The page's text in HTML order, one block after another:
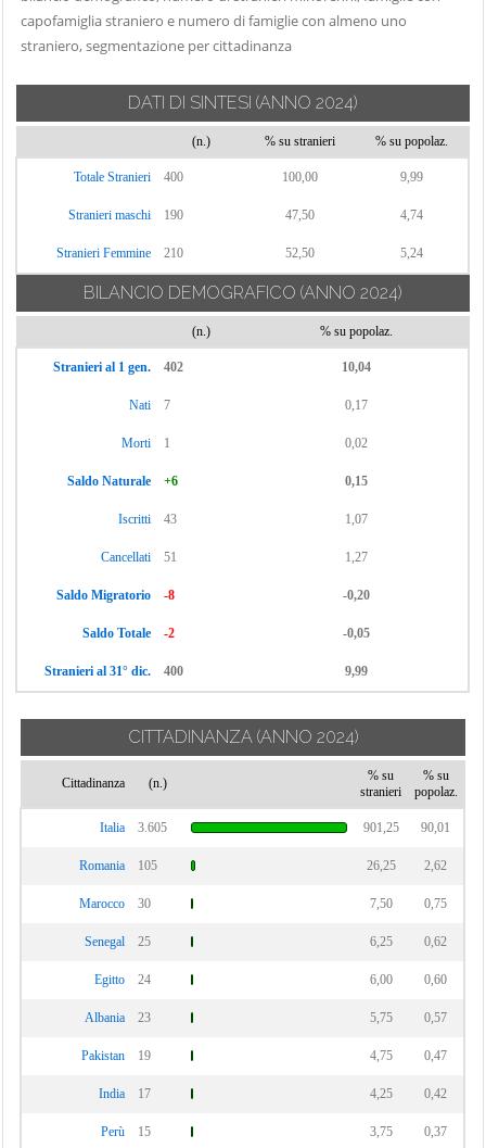
Cassinetta di
Lugagnano
Naviglio
Cerro al Lambro
Cerro Maggiore
Cesano Boscone
Cinisello Balsamo
Cisliano
Cologno
Monzese
Cormano
Novate Milanese
Noviglio
Opera
Ossona
Paderno
Dugnano
Parabiago
Paullo
Peschiera
Bornago
Pieve Emanuele
Settimo Milanese
Trezzano Rosa
Trezzano sul
Naviglio
Trezzo sull'Adda
Tribiano
Truccazzano
Turbigo
Vanzaghello
Vanzago
Vermezzo con
Zibido San
Giacomo
capofamiglia straniero e numero di famiglie con almeno uno
straniero, segmentazione per cittadinanza
DATI DI SINTESI (ANNO 2024)
(n.) % su stranieri % su popolaz.
Totale Stranieri 400 100,00 9,99
Stranieri maschi 190 47,50 4,74
Stranieri Femmine 210 52,50 5,24
BILANCIO DEMOGRAFICO (ANNO 2024)
(n.) % su popolaz.
Stranieri al 1 gen. 402 10,04
Nati 7 0,17
Morti 1 0,02
Saldo Naturale +6 0,15
Iscritti 43 1,07
Cancellati 51 1,27
Saldo Migratorio -8 -0,20
Saldo Totale -2 -0,05
Stranieri al 31° dic. 400 9,99
CITTADINANZA (ANNO 2024)
Cittadinanza (n.)
% su
stranieri
% su
popolaz.
Italia 3.605 901,25 90,01
Romania 105 26,25 2,62
Marocco 30 7,50 0,75
Senegal 25 6,25 0,62
Egitto 24 6,00 0,60
Albania 23 5,75 0,57
Pakistan 19 4,75 0,47
India 17 4,25 0,42
Perù 15 3,75 0,37